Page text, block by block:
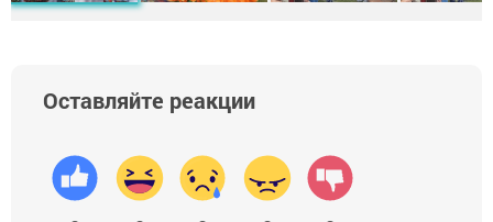
Оставляйте реакции